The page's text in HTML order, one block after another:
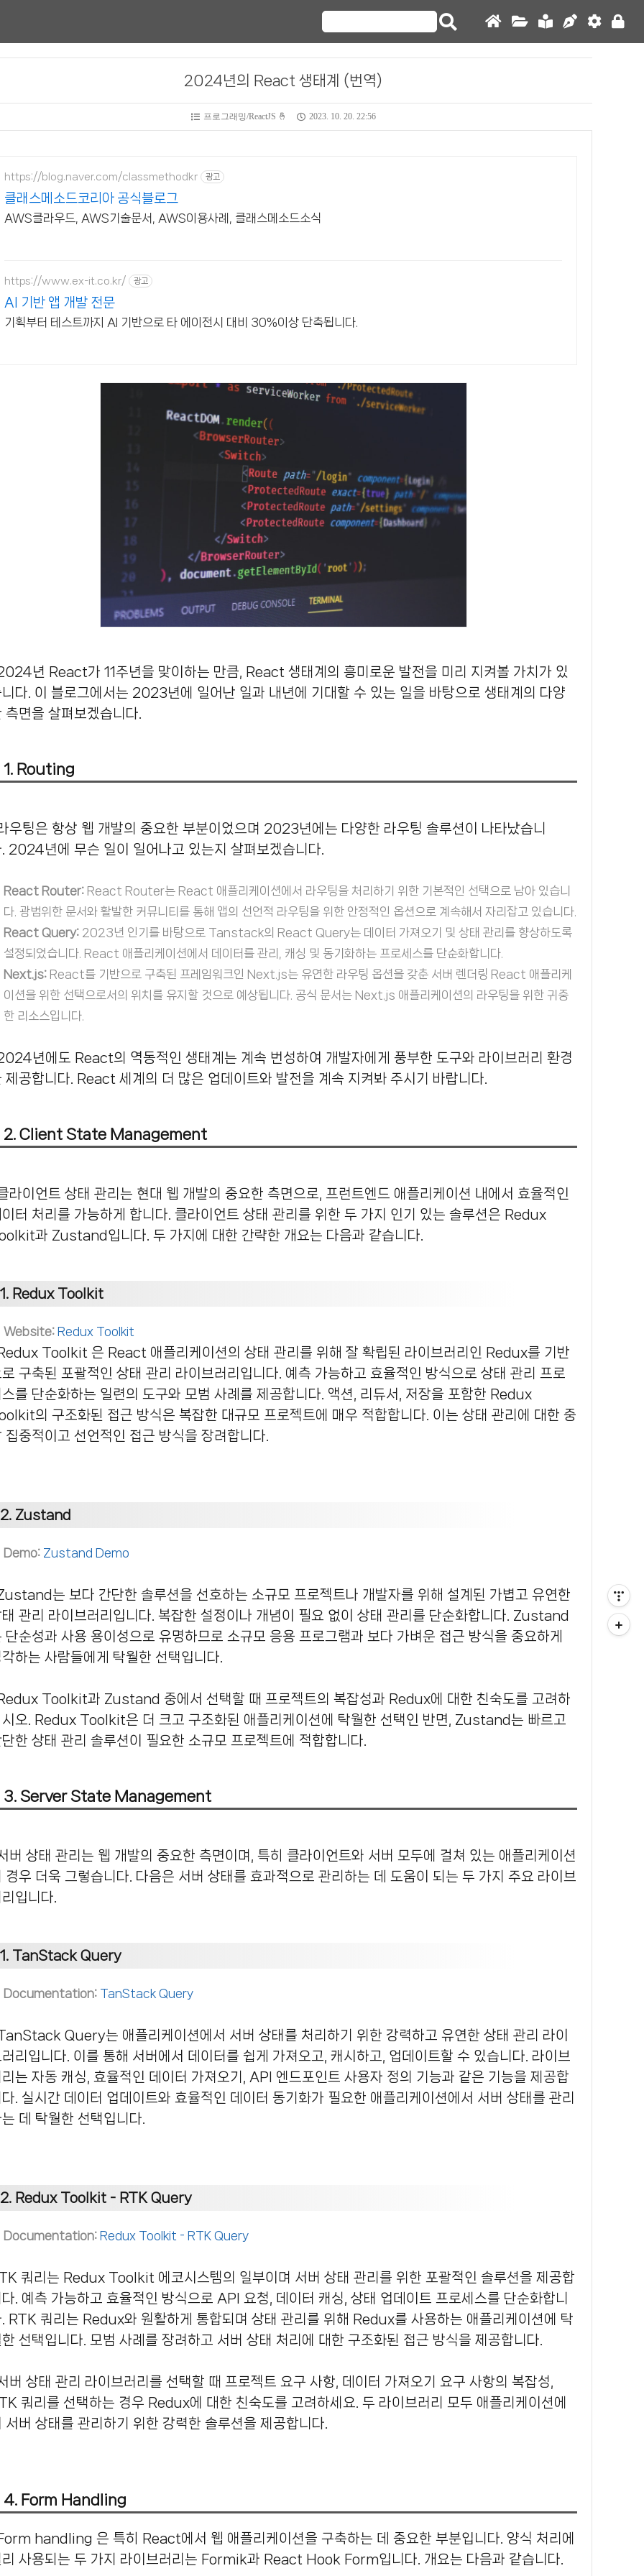
2024년의 React 생태계 (번역)
프로그래밍/ReactJS 🤞 2023. 10. 20. 22:56
https://blog.naver.com/classmethodkr 광고
클래스메소드코리아 공식블로그
AWS클라우드, AWS기술문서, AWS이용사례, 클래스메소드소식
https://www.ex-it.co.kr/ 광고
AI 기반 앱 개발 전문
기획부터 테스트까지 AI 기반으로 타 에이전시 대비 30%이상 단축됩니다.
운 발전을 미리 지켜볼 가치가 있
다. 이 블로그에서는 2023년에 일어난 일과 내년에 기대할 수 있는 일을 바탕으로 생태계의 다양
측면을 살펴보겠습니다.
1. Routing
며 2023년에는 다양한 라우팅 솔루션이 나타났습니
2024년에 무슨 일이 일어나고 있는지 살펴보겠습니다.
React Router: React Router는 React 애플리케이션에서 라우팅을 처리하기 위한 기본적인 선택으로 남아 있습니
다. 광범위한 문서와 활발한 커뮤니티를 통해 앱의 선언적 라우팅을 위한 안정적인 옵션으로 계속해서 자리잡고 있습니다.
React Query: 2023년 인기를 바탕으로 Tanstack의 React Query는 데이터 가져오기 및 상태 관리를 향상하도록
설정되었습니다. React 애플리케이션에서 데이터를 관리, 캐싱 및 동기화하는 프로세스를 단순화합니다.
Next.js: React를 기반으로 구축된 프레임워크인 Next.js는 유연한 라우팅 옵션을 갖춘 서버 렌더링 React 애플리케
이션을 위한 선택으로서의 위치를 ​​유지할 것으로 예상됩니다. 공식 문서는 Next.js 애플리케이션의 라우팅을 위한 귀중
한 리소스입니다.
풍부한 도구와 라이브러리 환경
제공합니다.
React 세계의 더 많은 업데이트와 발전을 계속 지켜봐 주시기 바랍니다.
2. Client State Management
면으로, 프런트엔드 애플리케이션 내에서 효율적인
이터 처리를 가능하게 합니다. 클라이언트 상태 관리를 위한 두 가지 인기 있는 솔루션은 Redux
과 Zustand입니다. 두 가지에 대한 간략한 개요는 다음과 같습니다.
1. Redux Toolkit
Website: Redux Toolkit
해 잘 확립된 라이브러리인 Redux를 기반
로 구축된 포괄적인 상태 관리 라이브러리입니다. 예측 가능하고 효율적인 방식으로 상태 관리 프로
를 단순화하는 일련의 도구와 모범 사례를 제공합니다. 액션, 리듀서, 저장을 포함한 Redux
의 구조화된 접근 방식은 복잡한 대규모 프로젝트에 매우 적합합니다. 이는 상태 관리에 대한 중
집중적이고 선언적인 접근 방식을 장려합니다.
2. Zustand
Demo: Zustand Demo
자를 위해 설계된 가볍고 유연한
관리 라이브러리입니다. 복잡한 설정이나 개념이 필요 없이 상태 관리를 단순화합니다. Zustand
단순성과 사용 용이성으로 유명하므로 소규모 응용 프로그램과 보다 가벼운 접근 방식을 중요하게
하는 사람들에게 탁월한 선택입니다.
복잡성과 Redux에 대한 친숙도를 고려하
오.
Redux Toolkit은 더 크고 구조화된 애플리케이션에 탁월한 선택인 반면, Zustand는 빠르고
단한 상태 관리 솔루션이 필요한 소규모 프로젝트에 적합합니다.
3. Server State Management
언트와 서버 모두에 걸쳐 있는 애플리케이션
경우 더욱 그렇습니다. 다음은 서버 상태를 효과적으로 관리하는 데 도움이 되는 두 가지 주요 라이브
입니다.
1. TanStack Query
Documentation: TanStack Query
위한 강력하고 유연한 상태 관리 라이
러리입니다. 이를 통해 서버에서 데이터를 쉽게 가져오고, 캐시하고, 업데이트할 수 있습니다. 라이브
리는 자동 캐싱, 효율적인 데이터 가져오기, API 엔드포인트 사용자 정의 기능과 같은 기능을 제공합
. 실시간 데이터 업데이트와 효율적인 데이터 동기화가 필요한 애플리케이션에서 서버 상태를 관리
데 탁월한 선택입니다.
2. Redux Toolkit - RTK Query
Documentation: Redux Toolkit - RTK Query
쿼리는 Redux Toolkit 에코시스템의 일부이며 서버 상태 관리를 위한 포괄적인 솔루션을 제공합
. 예측 가능하고 효율적인 방식으로 API 요청, 데이터 캐싱, 상태 업데이트 프로세스를 단순화합니
RTK 쿼리는 Redux와 원활하게 통합되며 상태 관리를 위해 Redux를 사용하는 애플리케이션에 탁
선택입니다.
모범 사례를 장려하고 서버 상태 처리에 대한 구조화된 접근 방식을 제공합니다.
항, 데이터 가져오기 요구 사항의 복잡성,
쿼리를 선택하는 경우 Redux에 대한 친숙도를 고려하세요. 두 라이브러리 모두 애플리케이션에
서버 상태를 관리하기 위한 강력한 솔루션을 제공합니다.
4. Form Handling
Form handling 은 특히 React에서 웹 애플리케이션을 구축하는 데 중요한 부분입니다. 양식 처리에
리 사용되는 두 가지 라이브러리는 Formik과 React Hook Form입니다. 개요는 다음과 같습니다.